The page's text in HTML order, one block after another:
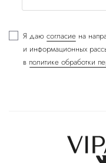
Я даю согласие на
и информационных
в политике обработки